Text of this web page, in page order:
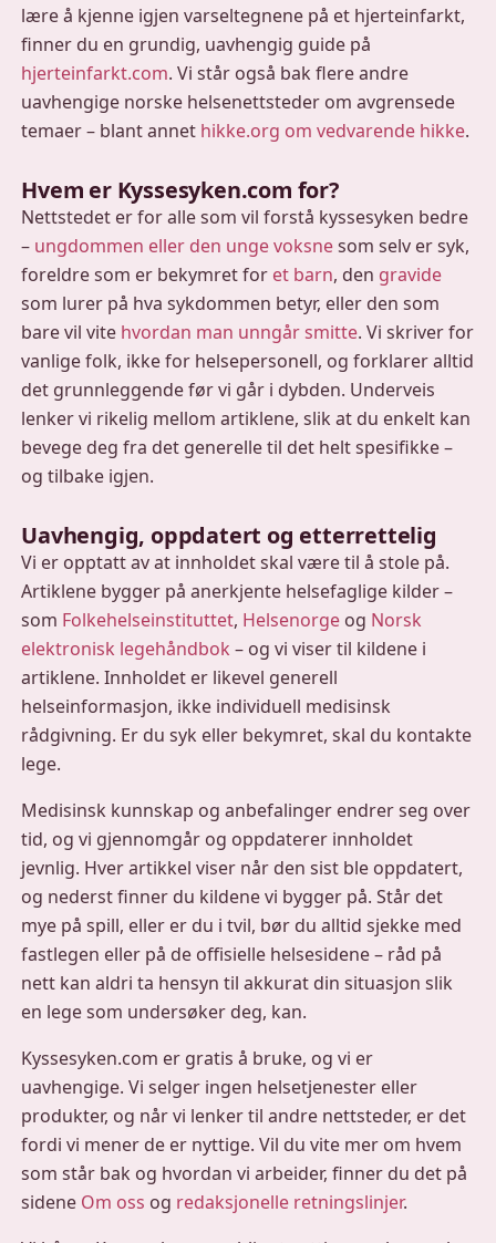
lære å kjenne igjen varseltegnene på et hjerteinfarkt,
finner du en grundig, uavhengig guide på
hjerteinfarkt.com. Vi står også bak flere andre
uavhengige norske helsenettsteder om avgrensede
temaer – blant annet hikke.org om vedvarende hikke.
Hvem er Kyssesyken.com for?
Nettstedet er for alle som vil forstå kyssesyken bedre
– ungdommen eller den unge voksnesom selv er syk,
foreldre som er bekymret for et barn, den gravide
som lurer på hva sykdommen betyr, eller den som
bare vil vite hvordan man unngår smitte. Vi skriver for
vanlige folk, ikke for helsepersonell, og forklarer alltid
det grunnleggende før vi går i dybden. Underveis
lenker vi rikelig mellom artiklene, slik at du enkelt kan
bevege deg fra det generelle til det helt spesifikke –
og tilbake igjen.
Uavhengig, oppdatert og etterrettelig
Vi er opptatt av at innholdet skal være til å stole på.
Artiklene bygger på anerkjente helsefaglige kilder –
som Folkehelseinstituttet, Helsenorge og Norsk
elektronisk legehåndbok – og vi viser til kildene i
artiklene. Innholdet er likevel generell
helseinformasjon, ikke individuell medisinsk
rådgivning. Er du syk eller bekymret, skal du kontakte
lege.
Medisinsk kunnskap og anbefalinger endrer seg over
tid, og vi gjennomgår og oppdaterer innholdet
jevnlig. Hver artikkel viser når den sist ble oppdatert,
og nederst finner du kildene vi bygger på. Står det
mye på spill, eller er du i tvil, bør du alltid sjekke med
fastlegen eller på de offisielle helsesidene – råd på
nett kan aldri ta hensyn til akkurat din situasjon slik
en lege som undersøker deg, kan.
Kyssesyken.com er gratis å bruke, og vi er
uavhengige. Vi selger ingen helsetjenester eller
produkter, og når vi lenker til andre nettsteder, er det
fordi vi mener de er nyttige. Vil du vite mer om hvem
som står bak og hvordan vi arbeider, finner du det på
sidene Om oss og redaksjonelle retningslinjer.